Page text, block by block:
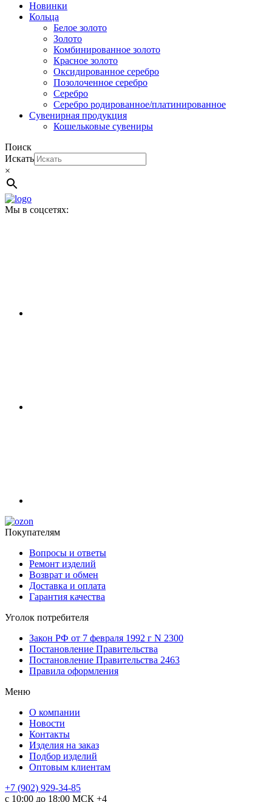
Новинки
Кольца
Белое золото
Золото
Комбинированное золото
Красное золото
Оксидированное серебро
Позолоченное серебро
Серебро
Серебро родированное/платинированное
Сувенирная продукция
Кошельковые сувениры
Поиск
Искать
×
Мы в соцсетях:
Покупателям
Вопросы и ответы
Ремонт изделий
Возврат и обмен
Доставка и оплата
Гарантия качества
Уголок потребителя
Закон РФ от 7 февраля 1992 г N 2300
Постановление Правительства
Постановление Правительства 2463
Правила оформления
Меню
О компании
Новости
Контакты
Изделия на заказ
Подбор изделий
Оптовым клиентам
+7 (902) 929-34-85
с 10:00 до 18:00 МСК +4